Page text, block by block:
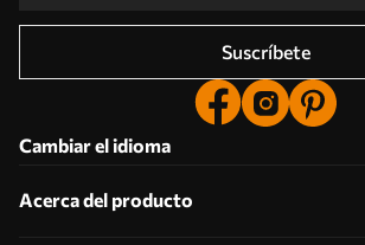
Suscríbete
Cambiar el idioma
Acerca del producto